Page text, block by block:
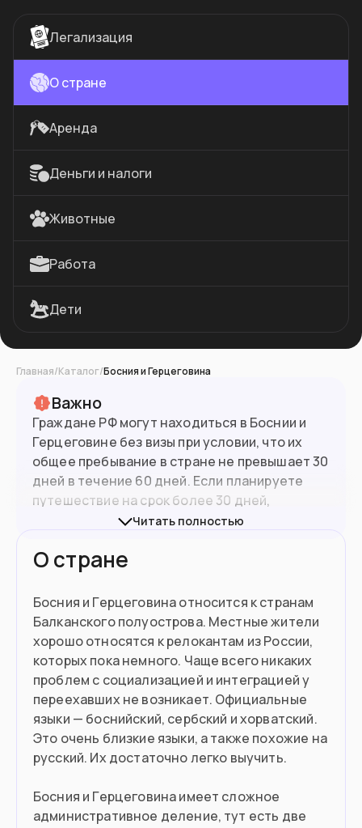
Легализация
О стране
Аренда
Деньги и налоги
Животные
Работа
Дети
Главная/Каталог/Босния и Герцеговина
Важно
Граждане РФ могут находиться в Боснии и
Герцеговине без визы при условии, что их
общее пребывание в стране не превышает 30
дней в течение 60 дней. Если планируете
путешествие на срок более 30 дней,
необходимо оформить визу.
Герцеговины в Москве
Срок рассмотрения:
После въезда в страну необходимо
оформить регистрацию (белый картон) в
течение 2 дней.
Население 3.3 млн
Подойдет вам если
Вы нашли работу в Боснии и
Герцеговине
Планируете поступить в вуз
Хотите стать волонтером
Читать полностью
О стране
Босния и Герцеговина относится к странам
Балканского полуострова. Местные жители
хорошо относятся к релокантам из России,
которых пока немного. Чаще всего никаких
проблем с социализацией и интеграцией у
переехавших не возникает. Официальные
языки — боснийский, сербский и хорватский.
Это очень близкие языки, а также похожие на
русский. Их достаточно легко выучить.
Босния и Герцеговина имеет сложное
административное деление, тут есть две